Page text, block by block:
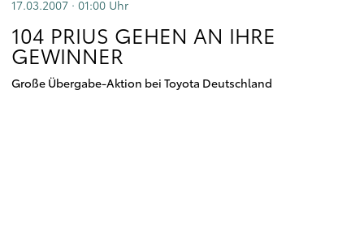
17.03.2007 · 01:00 Uhr
104 PRIUS GEHEN AN IHRE
GEWINNER
Große Übergabe-Aktion bei Toyota Deutschland